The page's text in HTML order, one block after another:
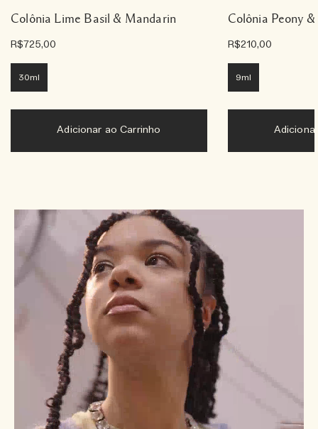
Colônia Lime Basil & Mandarin
R$725,00
30ml
Adicionar ao Carrinho
Colônia Peony
R$210,00
9ml